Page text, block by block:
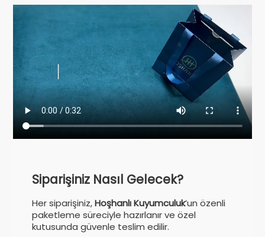
Siparişiniz Nasıl Gelecek?
Her siparişiniz,Hoşhanlı Kuyumculuk’un özenli
paketleme süreciyle hazırlanır ve özel
kutusunda güvenle teslim edilir.